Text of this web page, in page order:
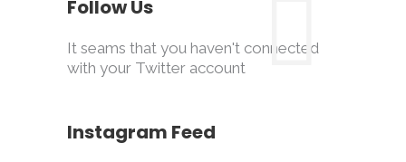
Follow Us
It seams that you haven't connected
with your Twitter account
Instagram Feed